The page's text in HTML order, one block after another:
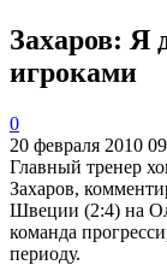
Захаров: Я
игроками
0
20 февраля 2010
Главный тренер
Захаров,
Швеции (2:4) на
команда
периоду.